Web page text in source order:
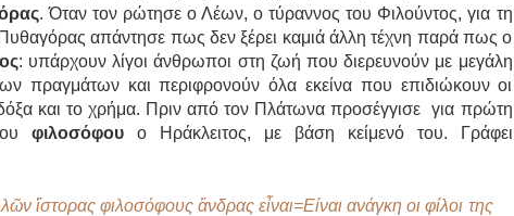
. Όταν τον ρώτησε ο Λέων, ο τύραννος του Φιλούντος, για τη
Πυθαγόρας απάντησε πως δεν ξέρει καμιά άλλη τέχνη παρά πως ο
: υπάρχουν λίγοι άνθρωποι στη ζωή που διερευνούν με μεγάλη
πραγμάτων και περιφρονούν όλα εκείνα που επιδιώκουν οι
και το χρήμα. Πριν από τον Πλάτωνα προσέγγισε για πρώτη
φιλοσόφουο Ηράκλειτος, με βάση κείμενό του. Γράφει
ἵστορας φιλοσόφους ἄνδρας εἶναι=Είναι ανάγκη οι φίλοι της